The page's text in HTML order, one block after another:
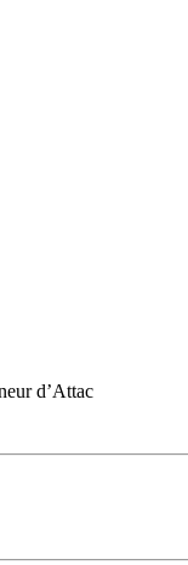
d’Attac